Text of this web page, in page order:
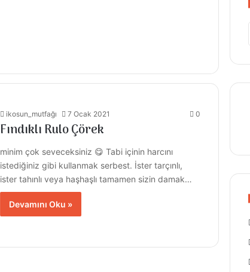
ikosun_mutfağı 7 Ocak 2021 0
Fındıklı Rulo Çörek
minim çok seveceksiniz 😋 Tabi içinin harcını
istediğiniz gibi kullanmak serbest. İster tarçınlı,
ister tahınlı veya haşhaşlı tamamen sizin damak…
Devamını Oku »